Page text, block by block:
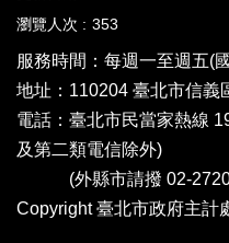
瀏覽人次
353
服務時間：每週一至週五(
地址：110204 臺北市信義
電話： 臺北市民當家熱線
及第二類電信除外)
(外縣市請撥 02-
Copyright 臺北市政府主計